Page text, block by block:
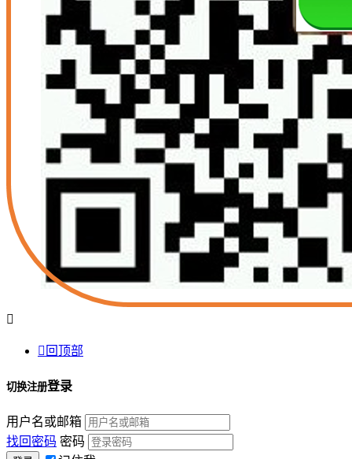

 回顶部
切换注册登录
用户名或邮箱
找回密码 密码